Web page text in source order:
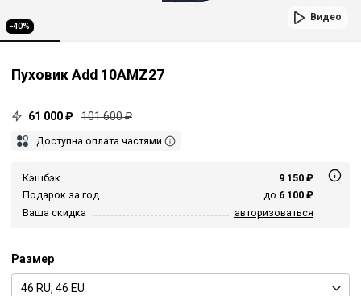
-40%
Видео
Пуховик Add 10AMZ27
61 000 ₽ 101 600 ₽
Доступна оплата частями
Кэшбэк
9 150 ₽
Подарок за год
до 6 100 ₽
Ваша скидка
авторизоваться
Размер
46 RU, 46 EU